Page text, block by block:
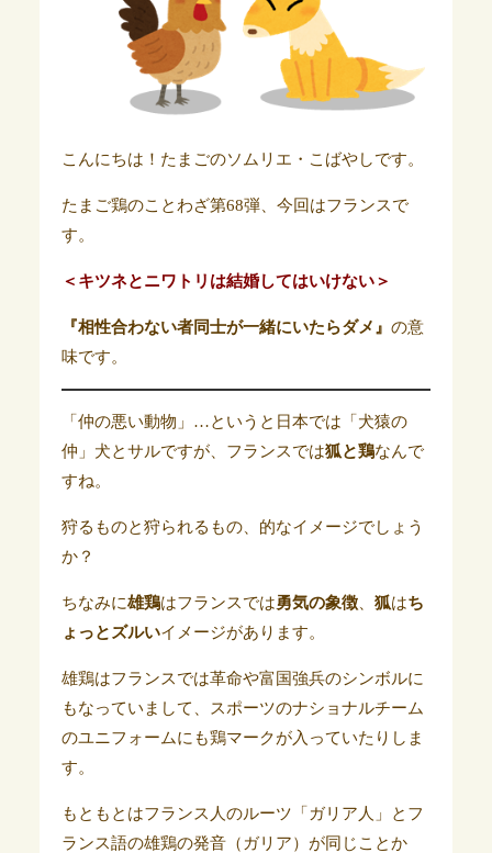
こんにちは！たまごのソムリエ・こばやしです。
たまご鶏のことわざ第68弾、今回はフランスで
す。
＜キツネとニワトリは結婚してはいけない＞
『相性合わない者同士が一緒にいたらダメ』 の意
味です。
「仲の悪い動物」…というと日本では「犬猿の
仲」犬とサルですが、フランスでは狐と鶏なんで
すね。
狩るものと狩られるもの、的なイメージでしょう
か？
ちなみに雄鶏はフランスでは勇気の象徴、 狐はち
ょっとズルいイメージがあります。
雄鶏はフランスでは革命や富国強兵のシンボルに
もなっていまして、スポーツのナショナルチーム
のユニフォームにも鶏マークが入っていたりしま
す。
もともとはフランス人のルーツ「ガリア人」とフ
ランス語の雄鶏の発音（ガリア）が同じことか